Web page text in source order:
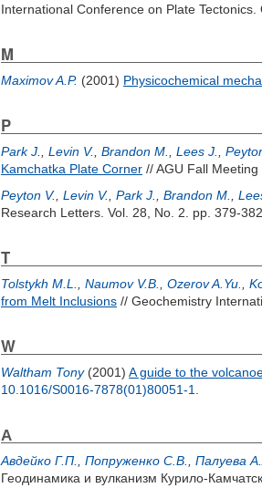
International Conference on Plate
M
Maximov A.P. (2001) Physicochemical
P
Park J. Levin V. Brandon M. Lees J.
Kamchatka Plate Corner // AGU Fall
Peyton V. Levin V. Park J. Brandon M.
Research Letters. Vol. 28, No. 2. pp. 379-382.
T
Tolstykh M.L. Naumov V.B. Ozerov A.Yu.
from Melt Inclusions // Geochemistry
W
Waltham Tony(2001) A guide to the
10.1016/S0016-7878(01)80051-1
А
Авдейко Г.П. Попруженко С.В. Палуева
Геодинамика и вулканизм Курило-